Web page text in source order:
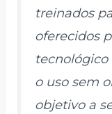
treinados
oferecidos
o uso sem
objetivo a